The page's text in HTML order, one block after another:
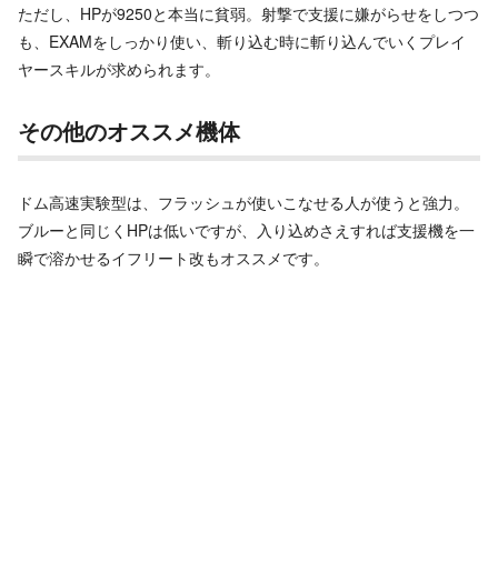
ただし、HPが9250と本当に貧弱。射撃で支援に嫌がらせをしつつ
も、EXAMをしっかり使い、斬り込む時に斬り込んでいくプレイ
ヤースキルが求められます。
その他のオススメ機体
ドム高速実験型は、フラッシュが使いこなせる人が使うと強力。
ブルーと同じくHPは低いですが、入り込めさえすれば支援機を一
瞬で溶かせるイフリート改もオススメです。